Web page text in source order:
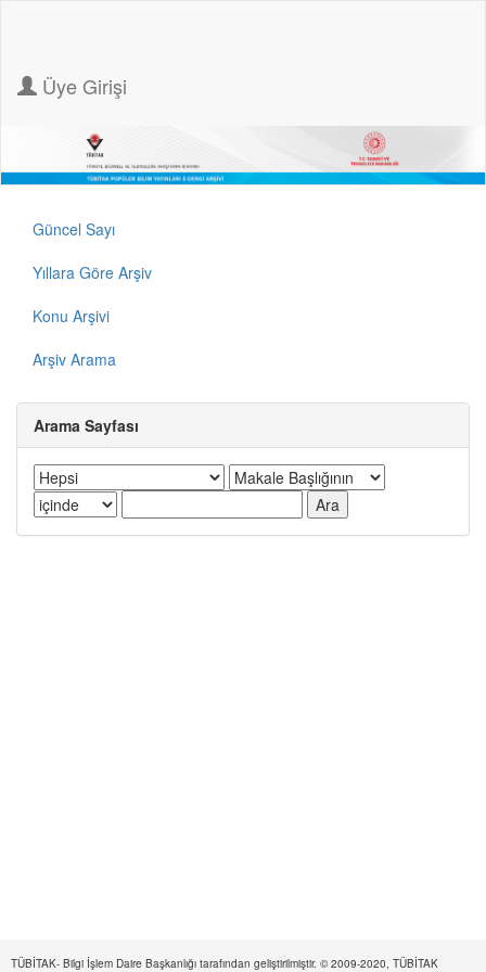
Üye Girişi
Güncel Sayı
Yıllara Göre Arşiv
Konu Arşivi
Arşiv Arama
Arama Sayfası
TÜBİTAK- Bilgi İşlem Daire Başkanlığı tarafından geliştirilmiştir. © 2009-2020, TÜBİTAK